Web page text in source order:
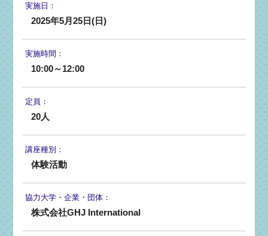
実施日：
2025年5月25日(日)
実施時間：
10:00～12:00
定員：
20人
講座種別：
体験活動
協力大学・企業・団体：
株式会社GHJ International